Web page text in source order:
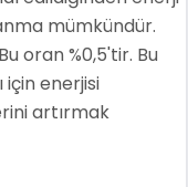
mümkündür.
oran %0,5'tir. Bu
için enerjisi
artırmak